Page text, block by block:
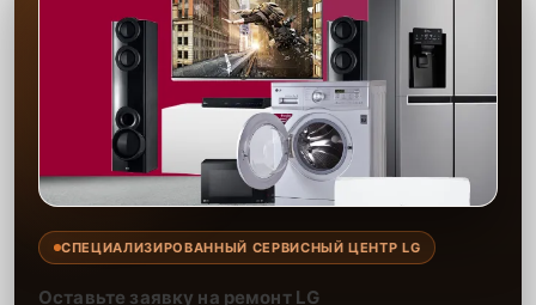
СПЕЦИАЛИЗИРОВАННЫЙ СЕРВИСНЫЙ ЦЕНТР LG
Оставьте заявку на ремонт LG